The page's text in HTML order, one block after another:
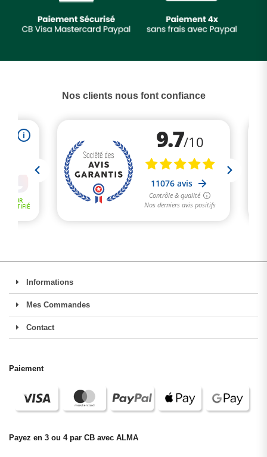
Nos clients nous font confiance
Informations
Mes Commandes
Contact
Paiement
Payez en 3 ou 4 par CB avec ALMA